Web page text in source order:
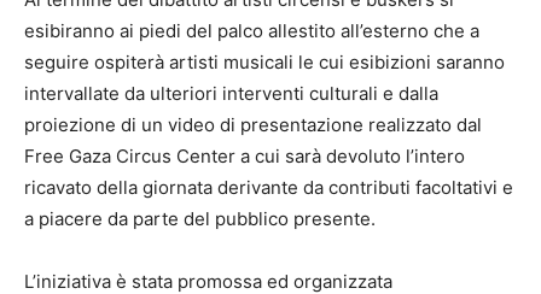
esibiranno ai piedi del palco allestito all’esterno che a
seguire ospiterà artisti musicali le cui esibizioni saranno
intervallate da ulteriori interventi culturali e dalla
proiezione di un video di presentazione realizzato dal
Free Gaza Circus Center a cui sarà devoluto l’intero
ricavato della giornata derivante da contributi facoltativi e
a piacere da parte del pubblico presente.
L’iniziativa è stata promossa ed organizzata